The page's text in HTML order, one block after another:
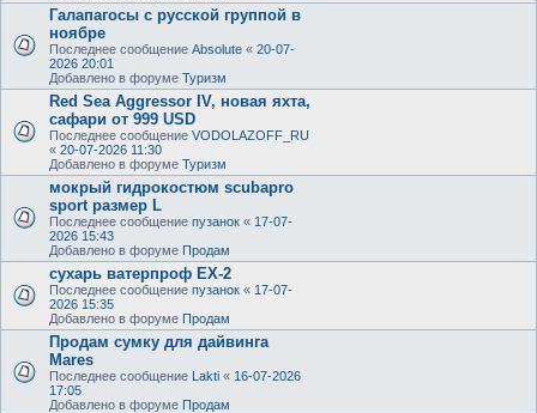
Галапагосы с русской группой в
ноябре
Последнее сообщение Absolute « 20-07-
2026 20:01
Добавлено в форуме Туризм
Red Sea Aggressor IV, новая яхта,
сафари от 999 USD
Последнее сообщение VODOLAZOFF_RU
« 20-07-2026 11:30
Добавлено в форуме Туризм
мокрый гидрокостюм scubapro
sport размер L
Последнее сообщение пузанок « 17-07-
2026 15:43
Добавлено в форуме Продам
сухарь ватерпроф ЕХ-2
Последнее сообщение пузанок « 17-07-
2026 15:35
Добавлено в форуме Продам
Продам сумку для дайвинга
Mares
Последнее сообщение Lakti « 16-07-2026
17:05
Добавлено в форуме Продам